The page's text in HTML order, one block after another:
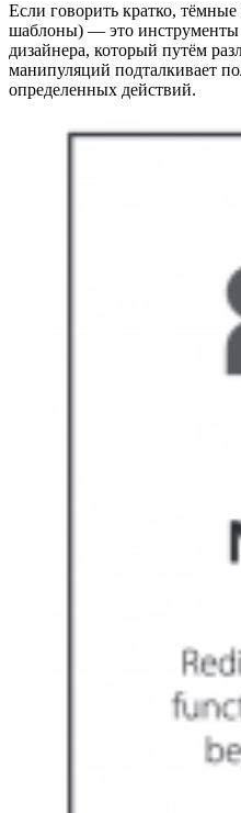
Если говорить кратко,
шаблоны) — это инструменты
дизайнера, который путём
манипуляций подталкивает
определенных действий.